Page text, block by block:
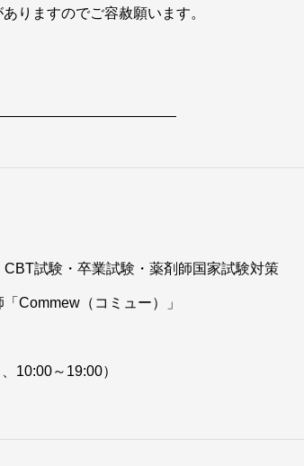
りますのでご容赦願います。
試験・卒業試験・薬剤師国家試験対策
Commew（コミュー）」
10:00～19:00）